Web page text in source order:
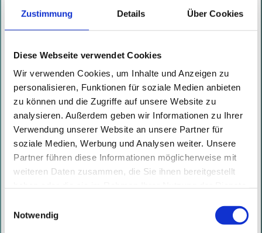
Zustimmung Details Über Cookies
Diese Webseite verwendet Cookies
Wir verwenden Cookies, um Inhalte und Anzeigen zu
personalisieren, Funktionen für soziale Medien anbieten
zu können und die Zugriffe auf unsere Website zu
analysieren. Außerdem geben wir Informationen zu Ihrer
Verwendung unserer Website an unsere Partner für
soziale Medien, Werbung und Analysen weiter. Unsere
Partner führen diese Informationen möglicherweise mit
weiteren Daten zusammen, die Sie ihnen bereitgestellt
Einwilligung nicht nur von uns, sondern auch von
Drittanbietern Daten verarbeitet, die ihren Sitz teilweise in
Notwendig
Hijacking. Online abrufbarhier .